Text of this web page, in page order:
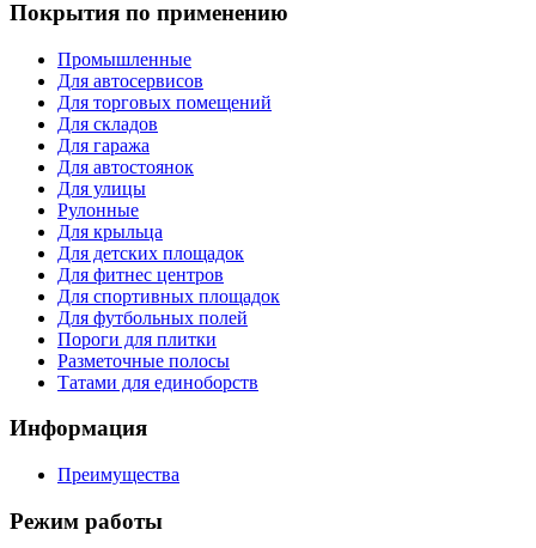
Покрытия по применению
Промышленные
Для автосервисов
Для торговых помещений
Для складов
Для гаража
Для автостоянок
Для улицы
Рулонные
Для крыльца
Для детских площадок
Для фитнес центров
Для спортивных площадок
Для футбольных полей
Пороги для плитки
Разметочные полосы
Татами для единоборств
Информация
Преимущества
Режим работы